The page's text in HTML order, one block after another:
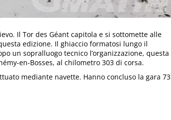
Il Tor des Géant capitola e si sottomette alle
edizione. Il ghiaccio formatosi lungo il
un sopralluogo tecnico l’organizzazione, questa
en-Bosses, al chilometro 303 di corsa.
mediante navette. Hanno concluso la gara 73